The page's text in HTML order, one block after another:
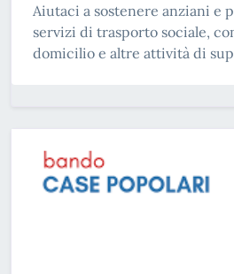
Aiutaci a sostenere anziani e
servizi di trasporto sociale,
domicilio e altre attività di